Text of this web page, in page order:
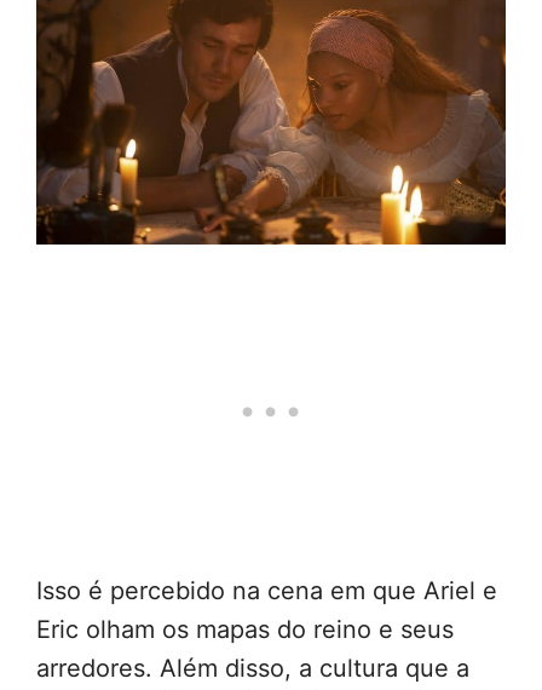
Isso é percebido na cena em que Ariel e
Eric olham os mapas do reino e seus
arredores. Além disso, a cultura que a